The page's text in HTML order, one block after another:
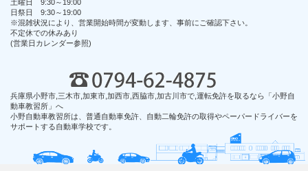
土曜日 9:30～19:00
日祭日 9:30～19:00
※混雑状況により、営業開始時間が変動します、事前にご確認下さい。
不定休での休みあり
(営業日カレンダー参照)
兵庫県小野市,三木市,加東市,加西市,西脇市,加古川市で,運転免許を取るなら「小野自
動車教習所」へ
小野自動車教習所は、普通自動車免許、自動二輪免許の取得やペーパードライバーを
サポートする自動車学校です。